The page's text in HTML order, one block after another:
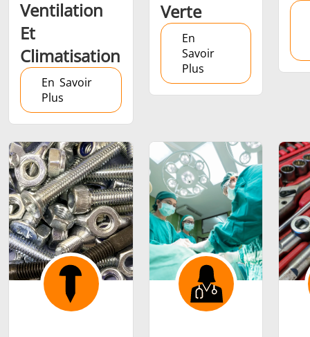
Outils
métalliques
Semi-
Tube et
Ventilation
Et
Climatisation
En Savoir
Plus
Verte
En
Savoir
Plus